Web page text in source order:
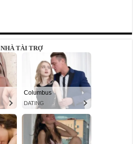
NHÀ TÀI TRỢ